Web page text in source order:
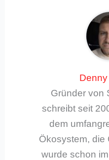
Gründer von
schreibt seit
dem
Ökosystem, die
wurde schon im